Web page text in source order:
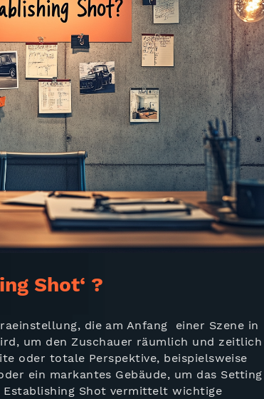
Shot‘ ?
die am Anfang einer Szene in
um den Zuschauer räumlich und zeitlich
oder totale Perspektive, beispielsweise
ein markantes Gebäude, um das Setting
Shot vermittelt wichtige